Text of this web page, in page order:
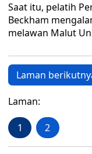
Saat itu, pelatih
Beckham
melawan Malut
Laman
Laman:
1 2